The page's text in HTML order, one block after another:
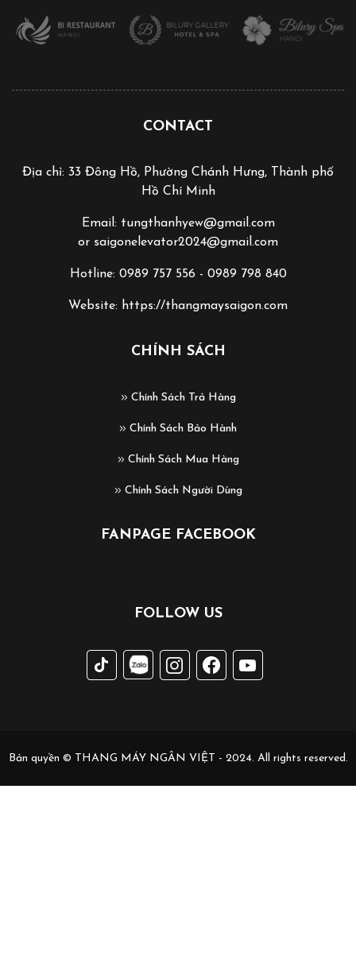
CONTACT
Địa chỉ: 33 Đông Hồ, Phường Chánh Hưng, Thành phố
Hồ Chí Minh
Email: tungthanhyew@gmail.com
or saigonelevator2024@gmail.com
Hotline: 0989 757 556 - 0989 798 840
Website: https://thangmaysaigon.com
CHÍNH SÁCH
Chính Sách Trả Hàng
Chính Sách Bảo Hành
Chính Sách Mua Hàng
Chính Sách Người Dùng
FANPAGE FACEBOOK
FOLLOW US
Bản quyền © THANG MÁY NGÂN VIỆT - 2024. All rights reserved.